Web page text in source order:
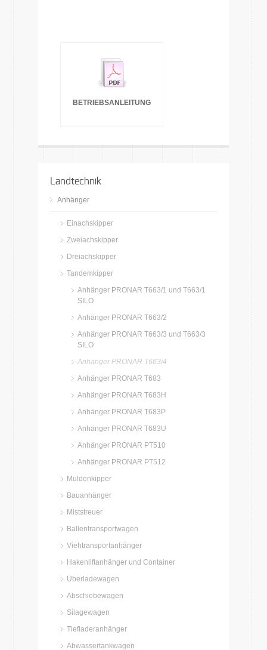
BETRIEBSANLEITUNG
Landtechnik
Anhänger
Einachskipper
Zweiachskipper
Dreiachskipper
Tandemkipper
Anhänger PRONAR T663/1 und T663/1
SILO
Anhänger PRONAR T663/2
Anhänger PRONAR T663/3 und T663/3
SILO
Anhänger PRONAR T663/4
Anhänger PRONAR T683
Anhänger PRONAR T683H
Anhänger PRONAR T683P
Anhänger PRONAR T683U
Anhänger PRONAR PT510
Anhänger PRONAR PT512
Muldenkipper
Bauanhänger
Miststreuer
Ballentransportwagen
Viehtransportanhänger
Hakenliftanhänger und Container
Überladewagen
Abschiebewagen
Silagewagen
Tiefladeranhänger
Abwassertankwagen